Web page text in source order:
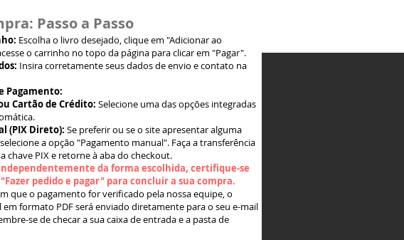
Passo a Passo
Escolha o livro desejado, clique em "Adicionar ao
o carrinho no topo da página para clicar em "Pagar".
Insira corretamente seus dados de envio e contato na
Pagamento:
Cartão de Crédito: Selecione uma das opções integradas
(PIX Direto): Se preferir ou se o site apresentar alguma
a opção "Pagamento manual". Faça a transferência
chave PIX e retorne à aba do checkout.
da forma escolhida, certifique-se
pedido e pagar" para concluir a sua compra.
que o pagamento for verificado pela nossa equipe, o
formato PDF será enviado diretamente para o seu e-mail
se de checar a sua caixa de entrada e a pasta de